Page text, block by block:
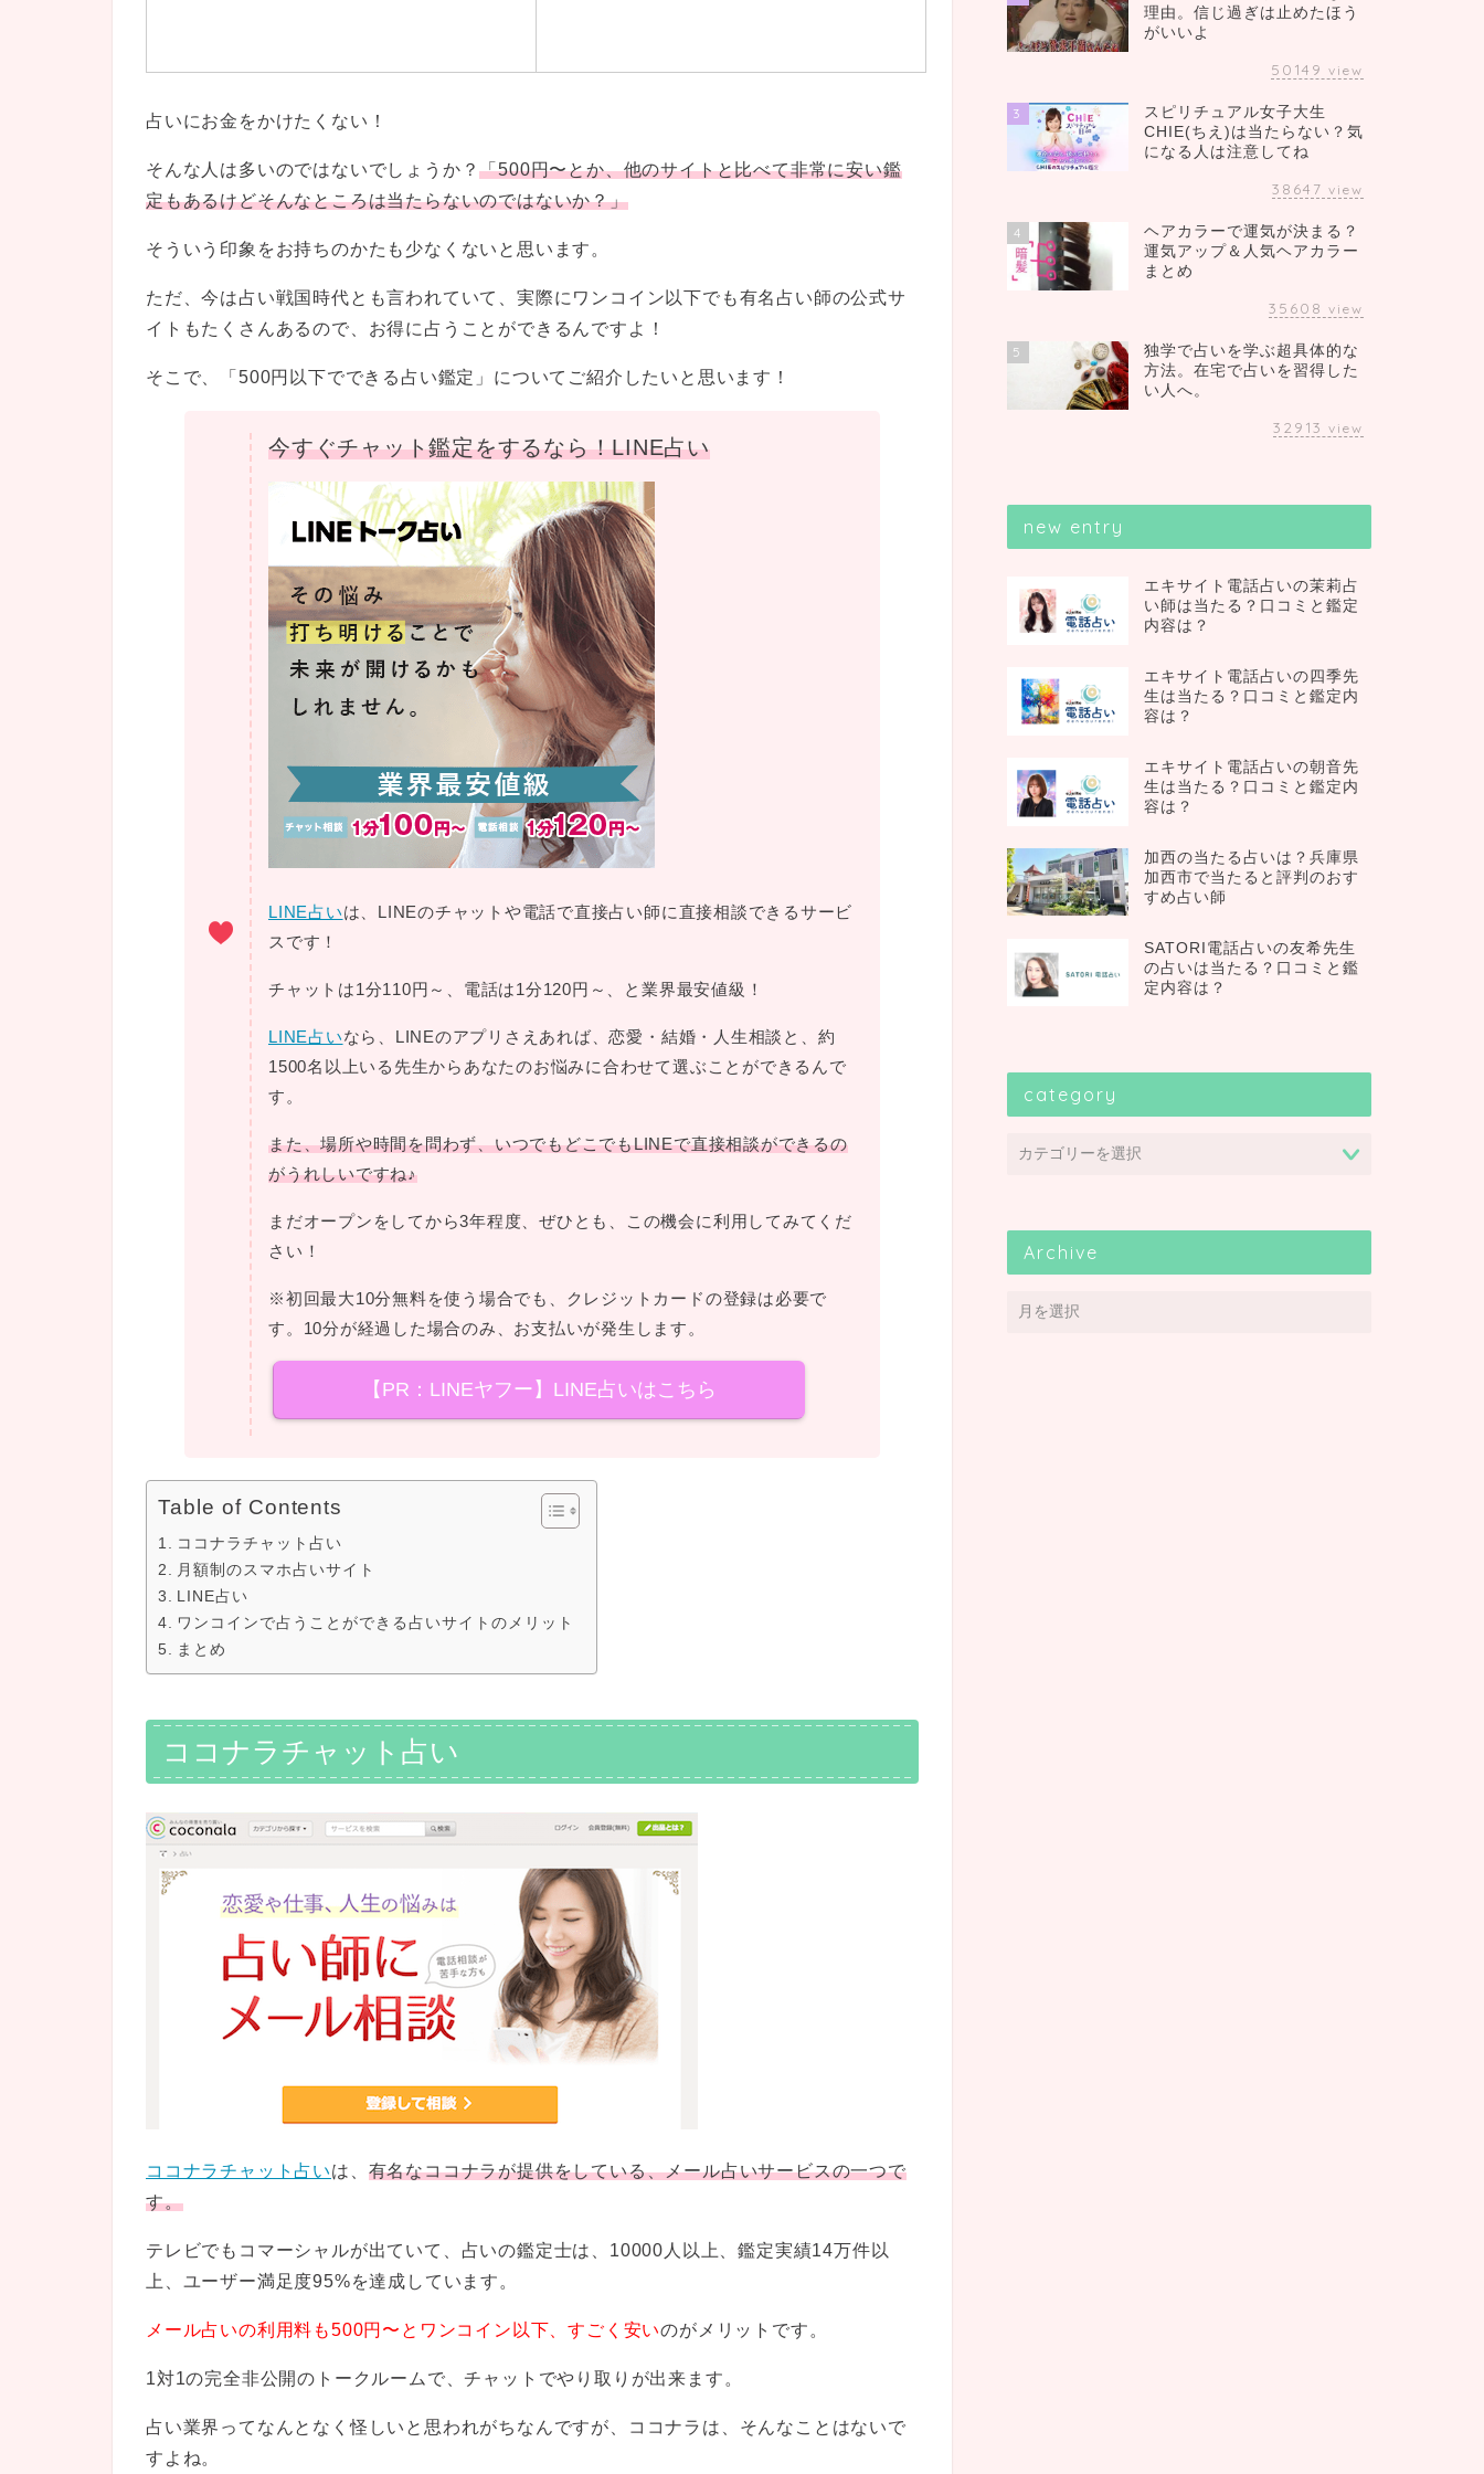
占いにお金をかけたくない！
そんな人は多いのではないでしょうか？「500円〜とか、他のサイトと比べて非常に安い鑑
定もあるけどそんなところは当たらないのではないか？」
そういう印象をお持ちのかたも少なくないと思います。
ただ、今は占い戦国時代とも言われていて、実際にワンコイン以下でも有名占い師の公式サ
イトもたくさんあるので、お得に占うことができるんですよ！
そこで、「500円以下でできる占い鑑定」についてご紹介したいと思います！
今すぐチャット鑑定をするなら！LINE占い
LINE占いは、LINEのチャットや電話で直接占い師に直接相談できるサービ
スです！
チャットは1分110円～、電話は1分120円～、と業界最安値級！
LINE占いなら、LINEのアプリさえあれば、恋愛・結婚・人生相談と、約
1500名以上いる先生からあなたのお悩みに合わせて選ぶことができるんで
す。
また、場所や時間を問わず、いつでもどこでもLINEで直接相談ができるの
がうれしいですね♪
まだオープンをしてから3年程度、ぜひとも、この機会に利用してみてくだ
さい！
※初回最大10分無料を使う場合でも、クレジットカードの登録は必要で
す。10分が経過した場合のみ、お支払いが発生します。
【PR：LINEヤフー】LINE占いはこちら
Table of Contents
ココナラチャット占い
月額制のスマホ占いサイト
LINE占い
ワンコインで占うことができる占いサイトのメリット
まとめ
ココナラチャット占い
ココナラチャット占いは、 有名なココナラが提供をしている、メール占いサービスの一つで
す。
テレビでもコマーシャルが出ていて、占いの鑑定士は、10000人以上、鑑定実績14万件以
上、ユーザー満足度95%を達成しています。
メール占いの利用料も500円〜とワンコイン以下、すごく安いのがメリットです。
1対1の完全非公開のトークルームで、チャットでやり取りが出来ます。
占い業界ってなんとなく怪しいと思われがちなんですが、ココナラは、そんなことはないで
すよね。
理由。信じ過ぎは止めたほう
がいいよ
50149 view
3
スピリチュアル女子大生
CHIE(ちえ)は当たらない？気
になる人は注意してね
38647 view
4
ヘアカラーで運気が決まる？
運気アップ＆人気ヘアカラー
まとめ
35608 view
5
独学で占いを学ぶ超具体的な
方法。在宅で占いを習得した
い人へ。
32913 view
new entry
エキサイト電話占いの茉莉占
い師は当たる？口コミと鑑定
内容は？
エキサイト電話占いの四季先
生は当たる？口コミと鑑定内
容は？
エキサイト電話占いの朝音先
生は当たる？口コミと鑑定内
容は？
加西の当たる占いは？兵庫県
加西市で当たると評判のおす
すめ占い師
SATORI電話占いの友希先生
の占いは当たる？口コミと鑑
定内容は？
category
Archive